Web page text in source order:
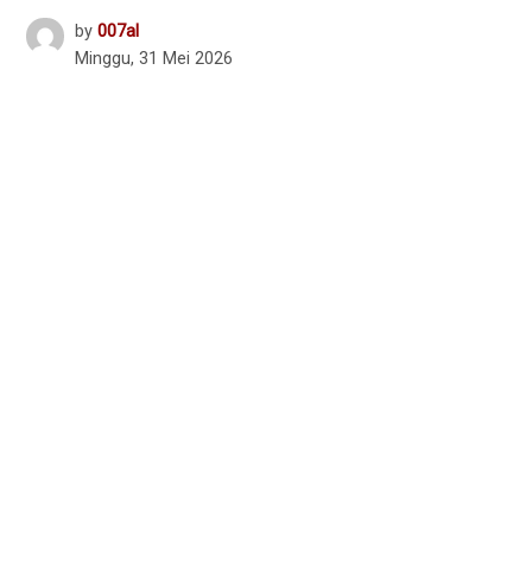
by 007al
Minggu, 31 Mei 2026